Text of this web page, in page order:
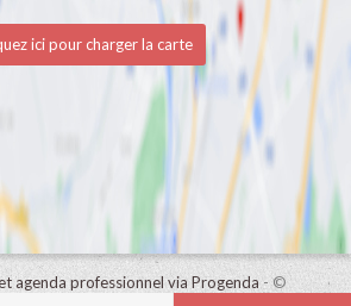
ici pour charger la carte
agenda professionnel via Progenda - ©